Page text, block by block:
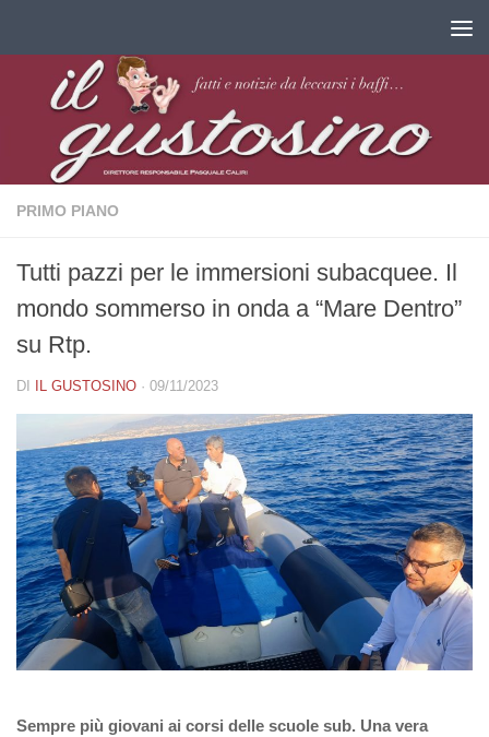
PRIMO PIANO
Tutti pazzi per le immersioni subacquee. Il
mondo sommerso in onda a “Mare Dentro”
su Rtp.
DI IL GUSTOSINO · 09/11/2023
Sempre più giovani ai corsi delle scuole sub. Una vera